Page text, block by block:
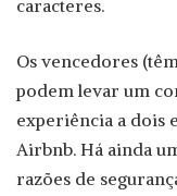
caracteres.
Os vencedores
podem levar um
experiência a dois
Airbnb. Há ainda
razões de